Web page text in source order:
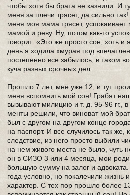
чтобы хотя бы брата не казнили. И
меня за плечи трясет, да сильно
меня моя мама трясет,
мамой и реву. Ну, потом как-то
говорит: «Это же просто сон, хоть и
день я ходила хмурая под
постепенно все забылось, в таком
куча разных срочных дел.
Прошло 7 лет, мне уже 12, и тут
меня вспомнить мой сон! Грабят
вызывают милицию и т. д. 95-96 гг.,
менты решили, что виноват мой
был с другом на другом конце
на паспорт. И все случилось так же,
следствие, из него просто выбили
на нем живого места не было, чуть
он в СИЗО 3 или 4 месяца, мои
большую сумму на залог и
года условно, но покалечили жизнь
характер. С тех пор прошло более